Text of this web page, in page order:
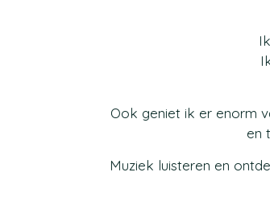
Ook geniet ik er enorm
en
Muziek luisteren en